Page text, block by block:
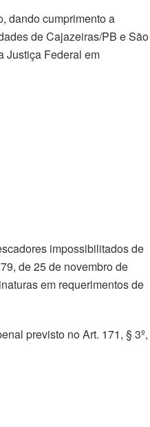
dando cumprimento a
de Cajazeiras/PB e São
Justiça Federal em
impossibilitados de
de 25 de novembro de
em requerimentos de
previsto no Art. 171, § 3º,